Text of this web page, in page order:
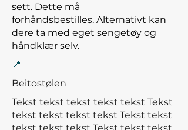
sett. Dette må
forhåndsbestilles. Alternativt kan
dere ta med eget sengetøy og
håndklær selv.
📍
Beitostølen
Tekst tekst tekst tekst tekst Tekst
tekst tekst tekst tekst Tekst tekst